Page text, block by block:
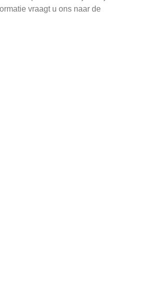
vraagt u ons naar de